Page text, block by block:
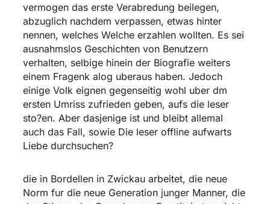
vermogen das erste Verabredung beilegen,
abzuglich nachdem verpassen, etwas hinter
nennen, welches Welche erzahlen wollten. Es sei
ausnahmslos Geschichten von Benutzern
verhalten, selbige hinein der Biografie weiters
einem Fragenk alog uberaus haben. Jedoch
einige Volk eignen gegenseitig wohl uber dm
ersten Umriss zufrieden geben, aufs die leser
sto?en. Aber dasjenige ist und bleibt allemal
auch das Fall, sowie Die leser offline aufwarts
Liebe durchsuchen?
die in Bordellen in Zwickau arbeitet, die neue
Norm fur die neue Generation junger Manner, die